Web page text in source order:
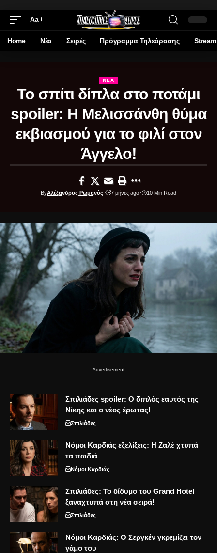
Aa
Home Νέα Σειρές Πρόγραμμα Τηλεόρασης
ΝΈΑ
Το σπίτι δίπλα στο ποτάμι
spoiler: Η Μελισσάνθη θύμα
εκβιασμού για το φιλί στον
Άγγελο!
ByΑλέξανδρος Ρωμανός 7 μήνες ago 10 Min Read
- Advertisement -
Σπιλιάδες spoiler: Ο διπλός εαυτός της
Νίκης και ο νέος έρωτας!
Σπιλιάδες
Νόμοι Καρδιάς εξελίξεις: Η Ζαλέ χτυπά
τα παιδιά
Νόμοι Καρδιάς
Σπιλιάδες: Το δίδυμο του Grand Hotel
ξαναχτυπά στη νέα σειρά!
Σπιλιάδες
Νόμοι Καρδιάς: Ο Σεργκέν γκρεμίζει τον
γάμο του